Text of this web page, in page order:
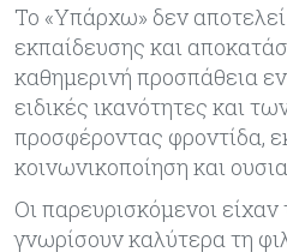
Το «Υπάρχω» δεν
εκπαίδευσης και
καθημερινή προσπάθεια
ειδικές ικανότητες και
προσφέροντας φροντίδα,
κοινωνικοποίηση και
Οι παρευρισκόμενοι είχαν
γνωρίσουν καλύτερα τη